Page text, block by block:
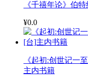
《千禧年论》伯
¥0.0
《起初:创世记一
主内书籍